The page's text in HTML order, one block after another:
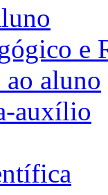
e
aluno
auxílio